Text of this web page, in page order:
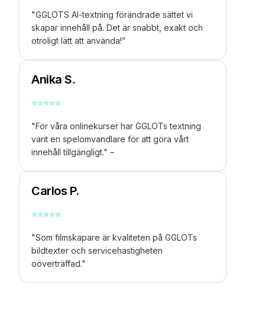
"GGLOTS AI-textning förändrade sättet vi
skapar innehåll på. Det är snabbt, exakt och
otroligt lätt att använda!”
Anika S.
⭐⭐⭐⭐⭐
"För våra onlinekurser har GGLOTs textning
varit en spelomvandlare för att göra vårt
innehåll tillgängligt." –
Carlos P.
⭐⭐⭐⭐⭐
"Som filmskapare är kvaliteten på GGLOTs
bildtexter och servicehastigheten
oöverträffad."